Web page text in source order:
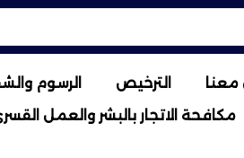
الترخيص الرسوم
مكافحة الاتجار بالبشر والعمل